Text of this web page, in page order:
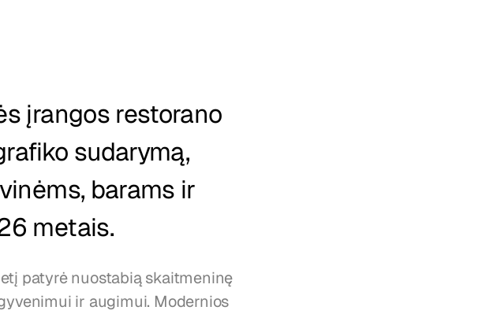
įrangos restorano
sudarymą,
barams ir
metais.
patyrė nuostabią skaitmeninę
ir augimui. Modernios